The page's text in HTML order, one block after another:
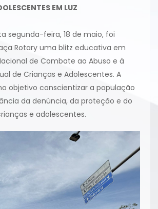
EM LUZ
segunda-feira, 18 de maio, foi
Rotary uma blitz educativa em
de Combate ao Abuso e à
de Crianças e Adolescentes. A
objetivo conscientizar a população
da denúncia, da proteção e do
e adolescentes.